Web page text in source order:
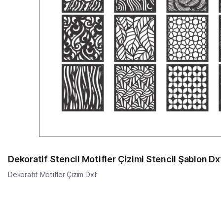
Dekoratif Stencil Motifler Çizimi Stencil Şablon
Dekoratif Motifler Çizim Dxf